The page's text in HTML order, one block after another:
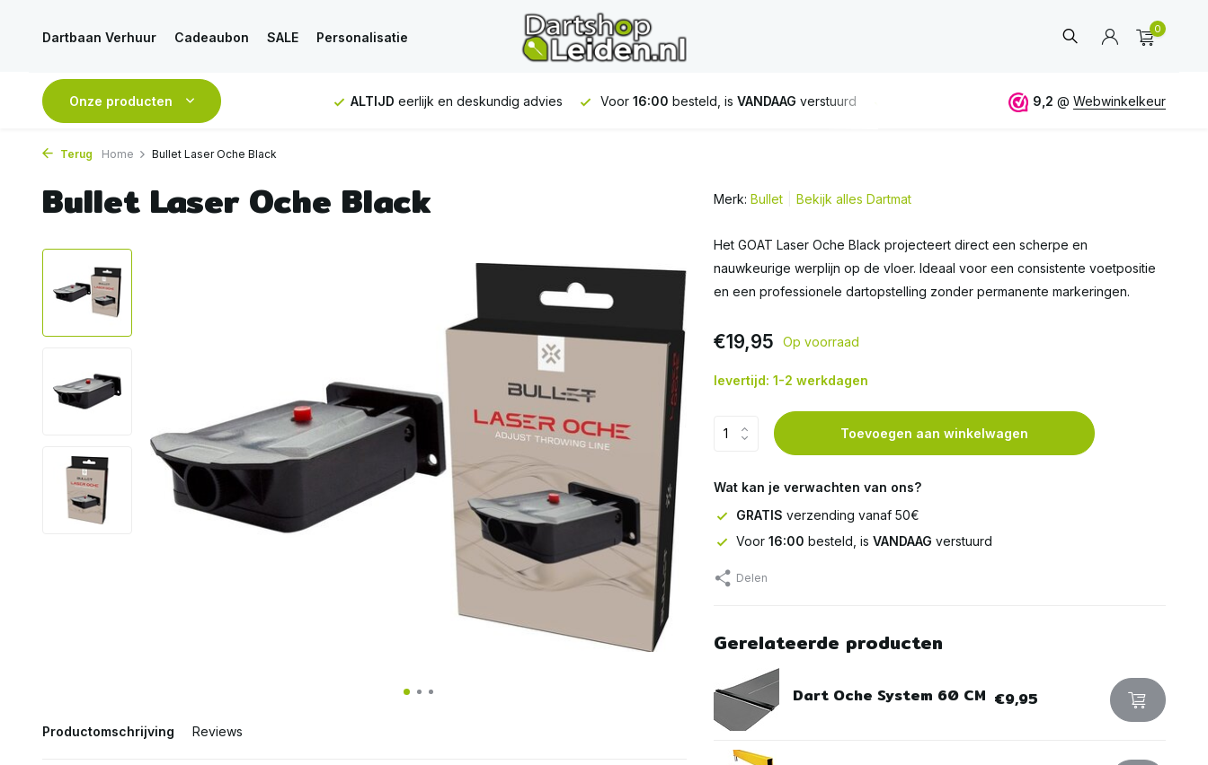
Dartbaan Verhuur Cadeaubon SALE Personalisatie
0
Onze producten
vanaf 50€ ALTIJDeerlijk en deskundig advies Voor 16:00 besteld, isVANDAAGverstuurd GRATISverzending vanaf 50€ eerlijk en deskundig advies
9,2 @ Webwinkelkeur
Terug Home Bullet Laser Oche Black
Bullet Laser Oche Black
Productomschrijving Reviews
Merk: Bullet Bekijk alles Dartmat
Het GOAT Laser Oche Black projecteert direct een scherpe en
nauwkeurige werplijn op de vloer. Ideaal voor een consistente voetpositie
en een professionele dartopstelling zonder permanente markeringen.
€19,95 Op voorraad
levertijd: 1-2 werkdagen
Toevoegen aan winkelwagen
Wat kan je verwachten van ons?
GRATIS verzending vanaf 50€
Voor 16:00 besteld, is VANDAAG verstuurd
Delen
Gerelateerde producten
Dart Oche System 60 CM €9,95